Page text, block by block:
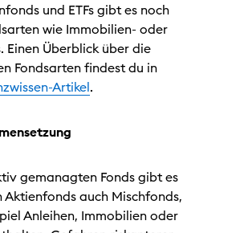
und ETFs gibt es noch
wie Immobilien- oder
Einen Überblick über die
Fondsarten findest du in
Artikel.
gemanagten Fonds gibt es
Aktienfonds auch Mischfonds,
Anleihen, Immobilien oder